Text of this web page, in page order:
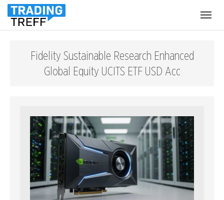
Fidelity Sustainable Research Enhanced
Global Equity UCITS ETF USD Acc